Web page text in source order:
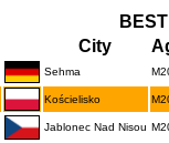
City
Sehma
Kościelisko
Jablonec Nad Nisou